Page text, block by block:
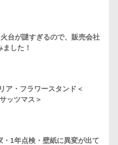
台が謎すぎるので、販売会社
した！
ア・フラワースタンド＜
ッツマス＞
・1年点検・壁紙に異変が出て